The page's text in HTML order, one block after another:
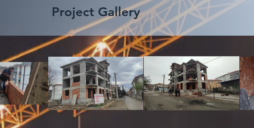
Project Gallery